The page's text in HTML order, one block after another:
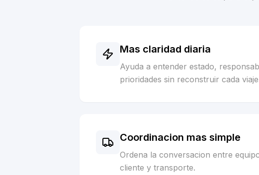
Mas claridad diaria
Ayuda a entender estado,
prioridades sin reconstruir cada
Coordinacion mas simple
Ordena la conversacion entre
cliente y transporte.